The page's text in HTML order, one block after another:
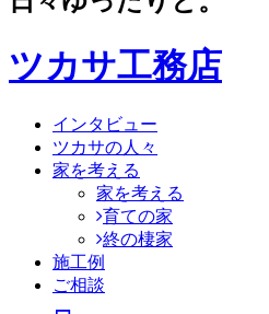
ツカサ工務店
インタビュー
ツカサの人々
家を考える
家を考える
育ての家
終の棲家
施工例
ご相談